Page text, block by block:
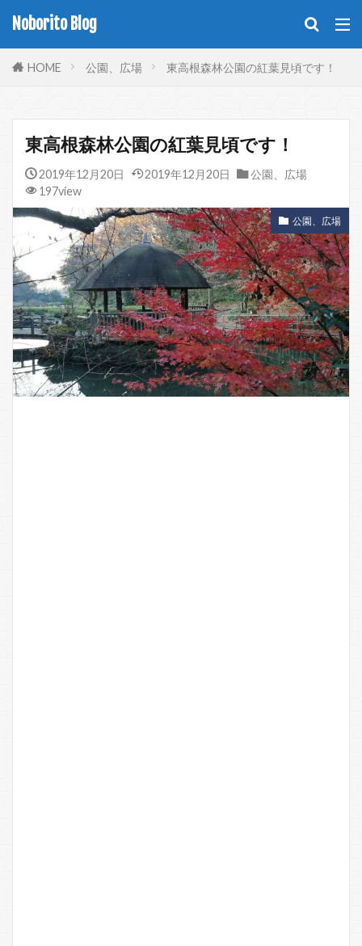
Noborito Blog
HOME 公園、広場 東高根森林公園の紅葉見頃です！
東高根森林公園の紅葉見頃です！
2019年12月20日 2019年12月20日
公園、広場
197view
公園、広場